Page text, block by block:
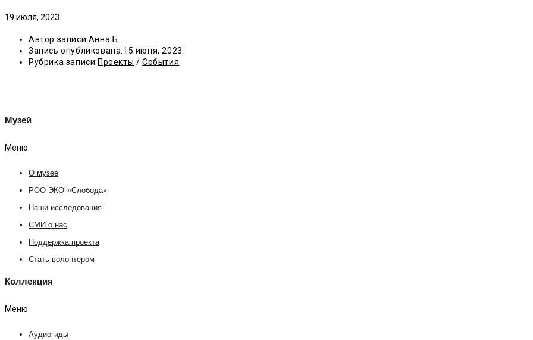
19 июля, 2023
Автор записи:Анна Б.
Запись опубликована:15 июня, 2023
Рубрика записи: Проекты / События
Музей
Меню
О музее
РОО ЭКО «Слобода»
Наши исследования
СМИ о нас
Поддержка проекта
Стать волонтером
Коллекция
Меню
Аудиогиды